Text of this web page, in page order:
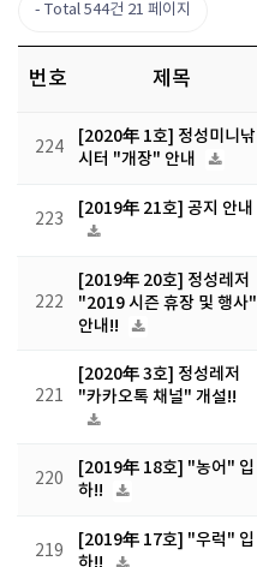
Total 544건 21 페이지
번호 제목
224
[2020年 1호] 정성미니낚
시터 "개장" 안내
223
[2019年 21호] 공지 안내
222
[2019年 20호] 정성레저
"2019 시즌 휴장 및 행사"
안내!!
221
[2020年 3호] 정성레저
"카카오톡 채널" 개설!!
220
[2019年 18호] "농어" 입
하!!
219
[2019年 17호] "우럭" 입
하!!